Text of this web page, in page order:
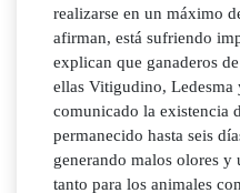
realizarse en un máximo
afirman, está sufriendo
explican que ganaderos
ellas Vitigudino,
comunicado la existencia
permanecido hasta seis
generando malos olores y
tanto para los animales